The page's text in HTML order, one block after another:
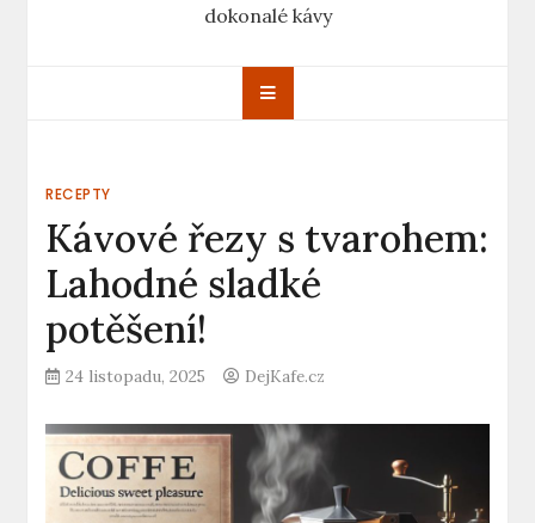
dokonalé kávy
RECEPTY
Kávové řezy s tvarohem:
Lahodné sladké
potěšení!
24 listopadu, 2025 DejKafe.cz